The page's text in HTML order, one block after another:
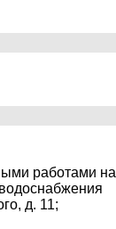
работами на
д. 11;